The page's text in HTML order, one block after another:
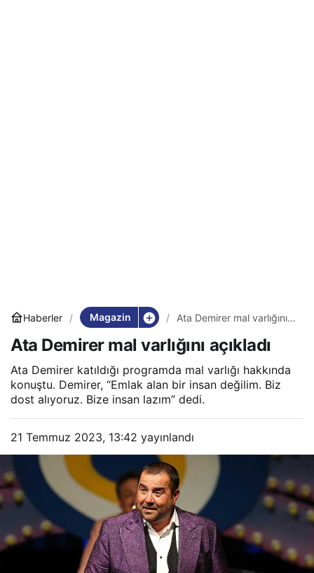
Haberler Magazin
Ata Demirer mal varlığını
Ata Demirer mal varlığını açıkladı
Ata Demirer katıldığı programda mal varlığı hakkında
konuştu. Demirer, “Emlak alan bir insan değilim. Biz
dost alıyoruz. Bize insan lazım” dedi.
21 Temmuz 2023, 13:42 yayınlandı